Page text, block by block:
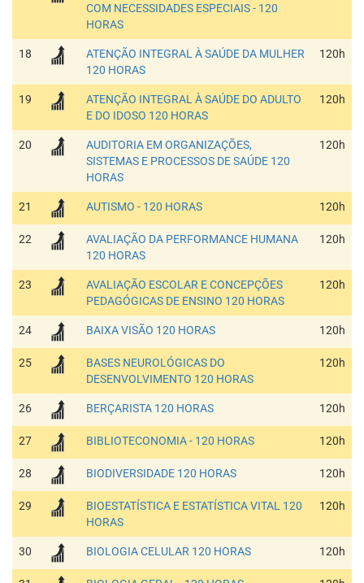
COM NECESSIDADES ESPECIAIS - 120
HORAS
18
ATENÇÃO INTEGRAL À SAÚDE DA MULHER
120 HORAS
120h
19
ATENÇÃO INTEGRAL À SAÚDE DO ADULTO
E DO IDOSO 120 HORAS
120h
20
AUDITORIA EM ORGANIZAÇÕES,
SISTEMAS E PROCESSOS DE SAÚDE 120
HORAS
120h
21 AUTISMO - 120 HORAS 120h
22
AVALIAÇÃO DA PERFORMANCE HUMANA
120 HORAS
120h
23
AVALIAÇÃO ESCOLAR E CONCEPÇÕES
PEDAGÓGICAS DE ENSINO 120 HORAS
120h
24 BAIXA VISÃO 120 HORAS 120h
25
BASES NEUROLÓGICAS DO
DESENVOLVIMENTO 120 HORAS
120h
26 BERÇARISTA 120 HORAS 120h
27 BIBLIOTECONOMIA - 120 HORAS 120h
28 BIODIVERSIDADE 120 HORAS 120h
29
BIOESTATÍSTICA E ESTATÍSTICA VITAL 120
HORAS
120h
30 BIOLOGIA CELULAR 120 HORAS 120h